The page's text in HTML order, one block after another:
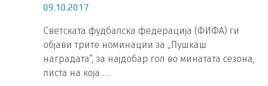
09.10.2017
Светската фудбалска федерација (ФИФА) ги
објави трите номинации за „Пушкаш
наградата“, за најдобар гол во минатата сезона,
листа на која …